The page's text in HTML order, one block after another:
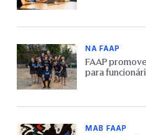
NA FAAP
FAAP
para
MAB FAAP